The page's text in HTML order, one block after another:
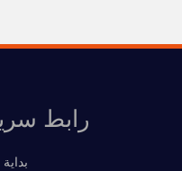
رابط
بداية